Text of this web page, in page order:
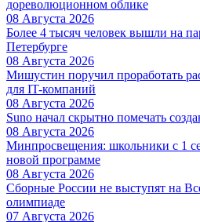
дореволюционном облике
08 Августа 2026
Более 4 тысяч человек вышли на
Петербурге
08 Августа 2026
Мишустин поручил проработать
для IT-компаний
08 Августа 2026
Suno начал скрытно помечать
08 Августа 2026
Минпросвещения: школьники с 1
новой программе
08 Августа 2026
Сборные России не выступят на
олимпиаде
07 Августа 2026